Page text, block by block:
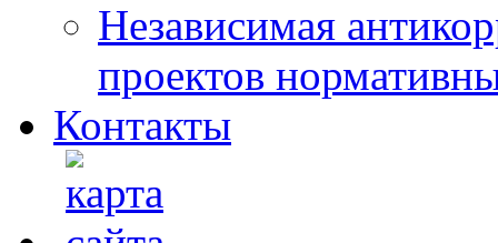
Независимая
проектов
Контакты